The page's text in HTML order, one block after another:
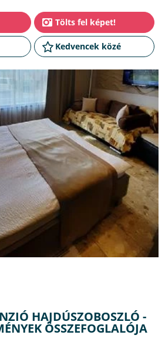
HAJDÚSZOBOSZLÓ -
ÖSSZEFOGLALÓJA